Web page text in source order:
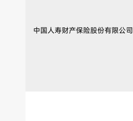
中国人寿财产保险股份有限公司